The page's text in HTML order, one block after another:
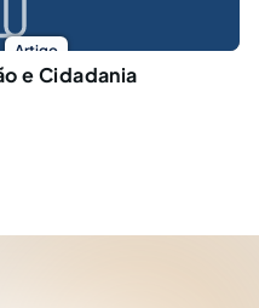
Artigo
e Cidadania